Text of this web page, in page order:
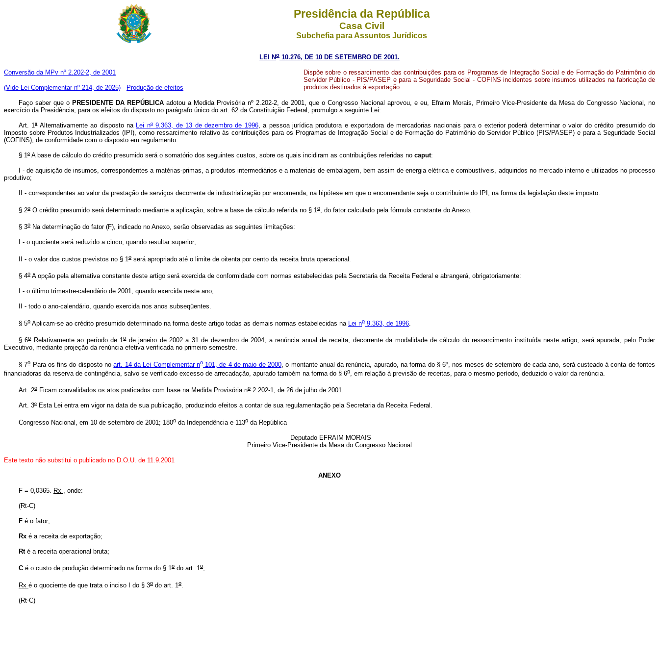
Presidência da República
Casa Civil
Subchefia para Assuntos Jurídicos
LEI No 10.276, DE 10 DE SETEMBRO DE 2001.
Conversão da MPv nº 2.202-2, de 2001
(Vide Lei Complementar nº 214, de 2025) Produção de efeitos
Dispõe sobre o ressarcimento das contribuições para os Programas de Integração Social e de Formação do Patrimônio do
Servidor Público - PIS/PASEP e para a Seguridade Social - COFINS incidentes sobre insumos utilizados na fabricação de
produtos destinados à exportação.
Faço saber que o PRESIDENTE DA REPÚBLICA adotou a Medida Provisória nº 2.202-2, de 2001, que o Congresso Nacional aprovou, e eu, Efraim Morais, Primeiro Vice-Presidente da Mesa do Congresso Nacional, no
exercício da Presidência, para os efeitos do disposto no parágrafo único do art. 62 da Constituição Federal, promulgo a seguinte Lei:
Art. 1ºAlternativamente ao disposto na Lei nº9.363, de 13 de dezembro de 1996, a pessoa jurídica produtora e exportadora de mercadorias nacionais para o exterior poderá determinar o valor do crédito presumido do
Imposto sobre Produtos Industrializados (IPI), como ressarcimento relativo às contribuições para os Programas de Integração Social e de Formação do Patrimônio do Servidor Público (PIS/PASEP) e para a Seguridade Social
(COFINS), de conformidade com o disposto em regulamento.
§ 1º A base de cálculo do crédito presumido será o somatório dos seguintes custos, sobre os quais incidiram as contribuições referidas no caput:
I - de aquisição de insumos, correspondentes a matérias-primas, a produtos intermediários e a materiais de embalagem, bem assim de energia elétrica e combustíveis, adquiridos no mercado interno e utilizados no processo
produtivo;
II - correspondentes ao valor da prestação de serviços decorrente de industrialização por encomenda, na hipótese em que o encomendante seja o contribuinte do IPI, na forma da legislação deste imposto.
§ 2o O crédito presumido será determinado mediante a aplicação, sobre a base de cálculo referida no § 1 o , do fator calculado pela fórmula constante do Anexo.
§ 3o Na determinação do fator (F), indicado no Anexo, serão observadas as seguintes limitações:
I - o quociente será reduzido a cinco, quando resultar superior;
II - o valor dos custos previstos no § 1 o será apropriado até o limite de oitenta por cento da receita bruta operacional.
§ 4o A opção pela alternativa constante deste artigo será exercida de conformidade com normas estabelecidas pela Secretaria da Receita Federal e abrangerá, obrigatoriamente:
I - o último trimestre-calendário de 2001, quando exercida neste ano;
II - todo o ano-calendário, quando exercida nos anos subseqüentes.
§ 5o Aplicam-se ao crédito presumido determinado na forma deste artigo todas as demais normas estabelecidas na Lei no 9.363, de 1996
§ 6oRelativamente ao período de 1ode janeiro de 2002 a 31 de dezembro de 2004, a renúncia anual de receita, decorrente da modalidade de cálculo do ressarcimento instituída neste artigo, será apurada, pelo Poder
Executivo, mediante projeção da renúncia efetiva verificada no primeiro semestre.
§ 7oPara os fins do disposto noart. 14 da Lei Complementar no101, de 4 de maio de 2000, o montante anual da renúncia, apurado, na forma do § 6º, nos meses de setembro de cada ano, será custeado à conta de fontes
financiadoras da reserva de contingência, salvo se verificado excesso de arrecadação, apurado também na forma do § 6o , em relação à previsão de receitas, para o mesmo período, deduzido o valor da renúncia.
Art. 2o Ficam convalidados os atos praticados com base na Medida Provisória no 2.202-1, de 26 de julho de 2001.
Art. 3º Esta Lei entra em vigor na data de sua publicação, produzindo efeitos a contar de sua regulamentação pela Secretaria da Receita Federal.
Congresso Nacional, em 10 de setembro de 2001; 180o da Independência e 113o da República
Deputado EFRAIM MORAIS
Primeiro Vice-Presidente da Mesa do Congresso Nacional
Este texto não substitui o publicado no D.O.U. de 11.9.2001
ANEXO
F = 0,0365. Rx , onde:
(Rt-C)
F é o fator;
Rx é a receita de exportação;
Rté a receita operacional bruta;
C é o custo de produção determinado na forma do § 1o do art. 1o;
Rx é o quociente de que trata o inciso I do § 3o do art. 1o
(Rt-C)